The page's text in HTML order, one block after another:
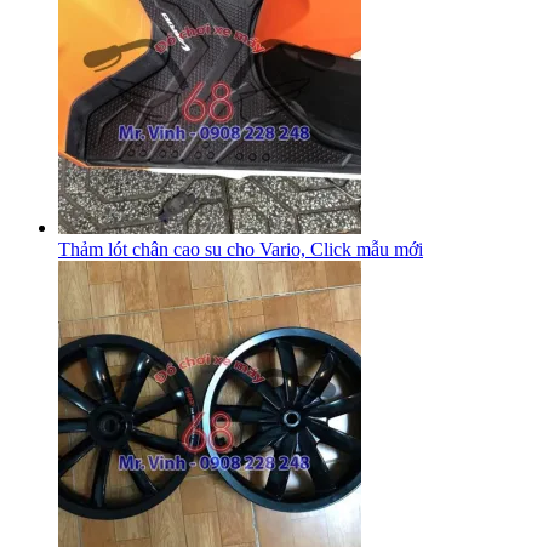
Thảm lót chân cao su cho Vario, Click mẫu mới